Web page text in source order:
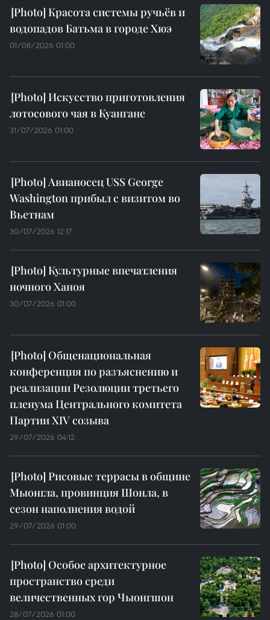
Красота системы ручьёв и
водопадов Батьма в городе Хюэ
01/08/2026 01:00
Искусство приготовления
лотосового чая в Куангане
31/07/2026 01:00
Авианосец USS George
Washington прибыл с визитом во
Вьетнам
30/07/2026 12:17
Культурные впечатления
ночного Ханоя
30/07/2026 01:00
Общенациональная
конференция по разъяснению и
реализации Резолюции третьего
пленума Центрального комитета
Партии XIV созыва
29/07/2026 04:12
Рисовые террасы в общине
Мыонгла, провинция Шонла, в
сезон наполнения водой
29/07/2026 01:00
Особое архитектурное
пространство среди
величественных гор Чыонгшон
28/07/2026 01:00